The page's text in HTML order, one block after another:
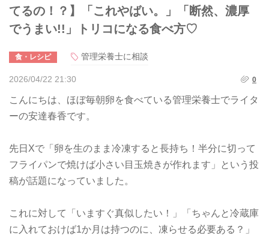
てるの！？】「これやばい。」「断然、濃厚
でうまい!!」トリコになる食べ方♡
食・レシピ 管理栄養士に相談
2026/04/22 21:30 0
こんにちは、ほぼ毎朝卵を食べている管理栄養士でライタ
ーの安達春香です。
先日Xで「卵を生のまま冷凍すると長持ち！半分に切って
フライパンで焼けば小さい目玉焼きが作れます」という投
稿が話題になっていました。
これに対して「いますぐ真似したい！」「ちゃんと冷蔵庫
に入れておけば1か月は持つのに、凍らせる必要ある？」